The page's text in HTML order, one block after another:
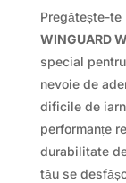
Pregătește-te
WINGUARD
special
nevoie de
dificile de
performanțe
durabilitate
tău se